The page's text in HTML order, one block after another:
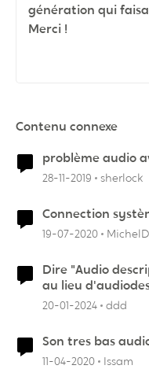
génération qui
Merci !
Contenu connexe
problème audio
28-11-2019 sherlock
Connection
19-07-2020 MichelD
Dire "Audio
au lieu
20-01-2024 ddd
Son tres bas
11-04-2020 Issam